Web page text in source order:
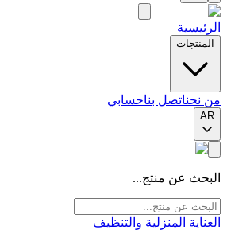
الرئيسية
المنتجات
من نحناتصل بناحسابي
AR
البحث عن منتج...
العناية المنزلية والتنظيف